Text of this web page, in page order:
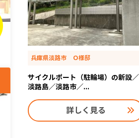
兵庫県淡路市 Ｏ様邸
サイクルポート（駐輪場）の新設／
淡路島／淡路市／...
詳しく見る